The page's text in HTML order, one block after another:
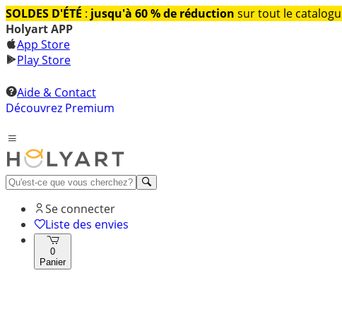
SOLDES D'ÉTÉ : jusqu'à 60 % de réduction sur tout le
Holyart APP
App Store
Play Store
Aide & Contact
Découvrez Premium
Se connecter
Liste des envies
0
Panier